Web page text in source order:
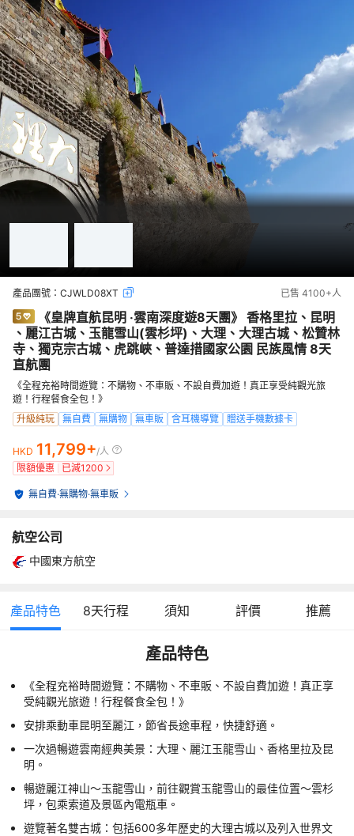
產品團號： CJWLD08XT 已售 4100+人
《皇牌直航昆明 ‧雲南深度遊8天團》 香格里拉、昆明
、麗江古城、玉龍雪山(雲杉坪)、大理、大理古城、松贊林
寺、獨克宗古城、虎跳峽、普達措國家公園 民族風情 8天
直航團
《全程充裕時間遊覽：不購物、不車販、不設自費加遊！真正享受純觀光旅
遊！行程餐食全包！》
升級純玩
無自費 無購物 無車販 含耳機導覽 贈送手機數據卡
HKD 11,799+/人
限額優惠
已減1200
無自費·無購物·無車販
航空公司
中國東方航空
產品特色 8天行程 須知 評價 推薦
產品特色
《全程充裕時間遊覽：不購物、不車販、不設自費加遊！真正享
受純觀光旅遊！行程餐食全包！》
安排乘動車昆明至麗江，節省長途車程，快捷舒適。
一次過暢遊雲南經典美景：大理、麗江玉龍雪山、香格里拉及昆
明。
暢遊麗江神山～玉龍雪山，前往觀賞玉龍雪山的最佳位置～雲杉
坪，包乘索道及景區內電瓶車。
遊覽著名雙古城：包括600多年歷史的大理古城以及列入世界文